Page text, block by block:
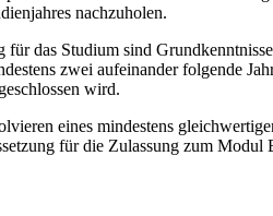
nachzuholen.
für das Studium sind
zwei aufeinander folgende
wird.
eines mindestens
für die Zulassung zum Modul